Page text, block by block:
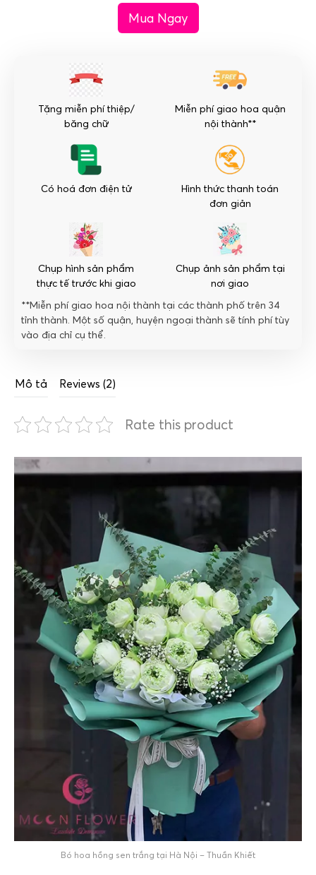
Thuần
Khiết
lượng
Mua Ngay
Tặng miễn phí thiệp/
băng chữ
Miễn phí giao hoa quận
nội thành**
Có hoá đơn điện tử
Hình thức thanh toán
đơn giản
Chụp hình sản phẩm
thực tế trước khi giao
Chụp ảnh sản phẩm tại
nơi giao
**Miễn phí giao hoa nội thành tại các thành phố trên 34
tỉnh thành. Một số quận, huyện ngoại thành sẽ tính phí tùy
vào địa chỉ cụ thể.
Mô tả Reviews (2)
Rate this product
Bó hoa hồng sen trắng tại Hà Nội – Thuần Khiết